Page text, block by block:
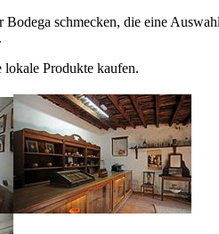
Bodega schmecken, die eine
lokale Produkte kaufen.